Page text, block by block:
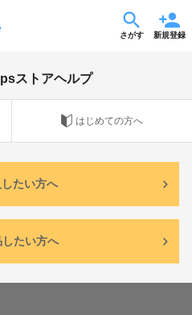
さがす 新規登録
ストアヘルプ
はじめての方へ
したい方へ
したい方へ